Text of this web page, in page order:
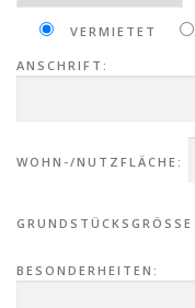
VERMIETET
ANSCHRIFT:
WOHN-/NUTZFLÄCHE:
GRUNDSTÜCKSGRÖSSE
BESONDERHEITEN: